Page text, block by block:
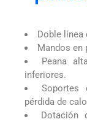
Doble línea
Mandos en
Peana
inferiores.
Soportes
pérdida de
Dotación